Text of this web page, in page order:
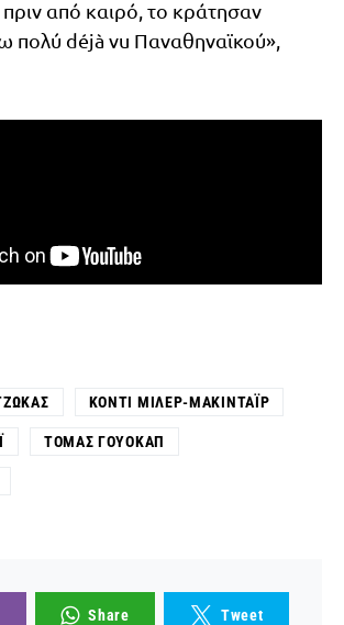
από καιρό, το κράτησαν
πολύ déjà vu Παναθηναϊκού»,
ΚΌΝΤΙ ΜΊΛΕΡ-ΜΑΚΙΝΤΆΙΡ
ΤΌΜΑΣ ΓΟΥΌΚΑΠ
Share Tweet